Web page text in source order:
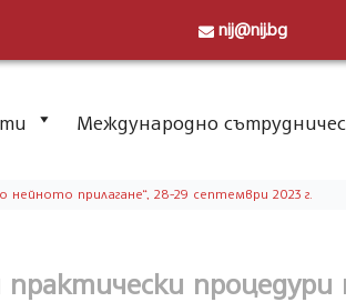
nij@nij.bg
Международно
прилагане“, 28-29 септември 2023 г.